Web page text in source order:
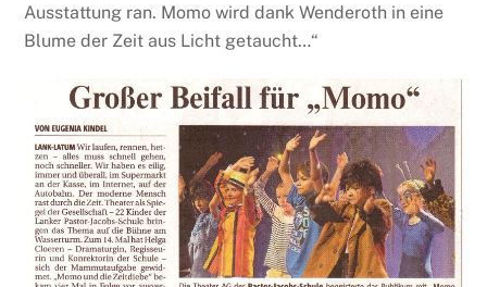
Ausstattung ran. Momo wird dank Wenderoth in eine
Blume der Zeit aus Licht getaucht…“